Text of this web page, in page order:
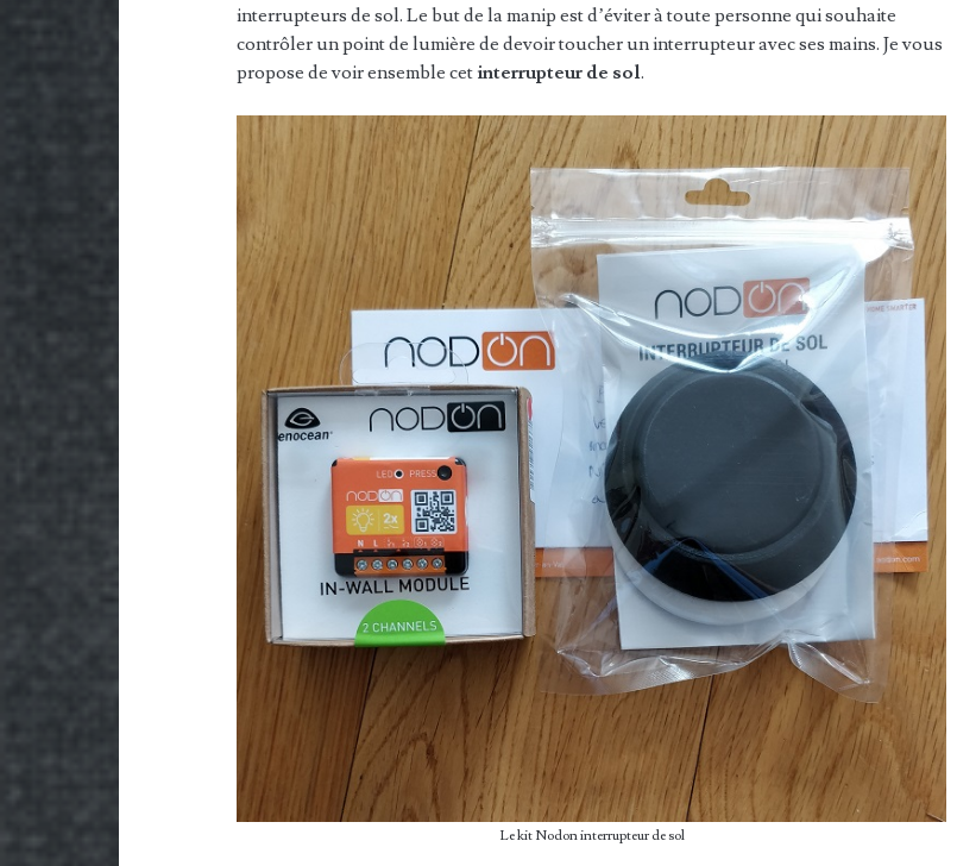
interrupteurs de sol. Le but de la manip est d’éviter à toute personne qui souhaite
contrôler un point de lumière de devoir toucher un interrupteur avec ses mains. Je vous
propose de voir ensemble cet interrupteur de sol.
Le kit Nodon interrupteur de sol